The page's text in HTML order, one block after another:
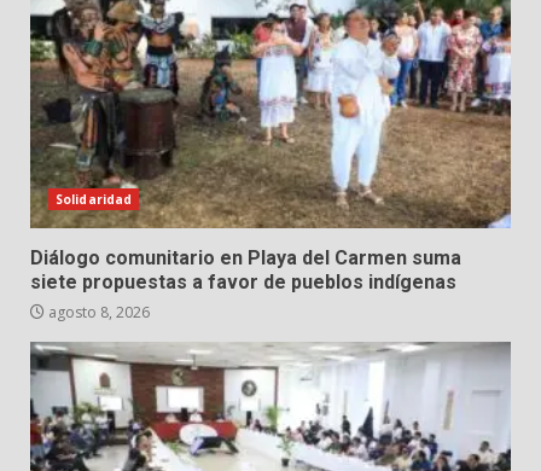
Solidaridad
Diálogo comunitario en Playa del Carmen suma
siete propuestas a favor de pueblos indígenas
agosto 8, 2026